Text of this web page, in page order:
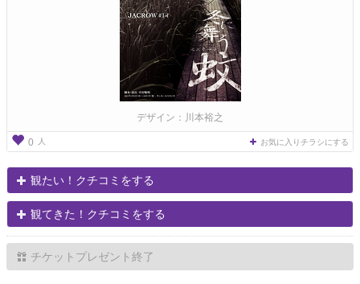
デザイン：川本裕之
0 人 お気に入りチラシにする
観たい！クチコミをする
観てきた！クチコミをする
チケットプレゼント終了